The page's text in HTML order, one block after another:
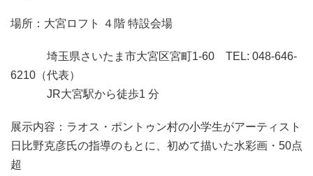
場所：大宮ロフト ４階 特設会場
埼玉県さいたま市大宮区宮町1-60 TEL: 048-646-
6210（代表）
JR大宮駅から徒歩1 分
展示内容：ラオス・ポントゥン村の小学生がアーティスト
日比野克彦氏の指導のもとに、初めて描いた水彩画・50点
超